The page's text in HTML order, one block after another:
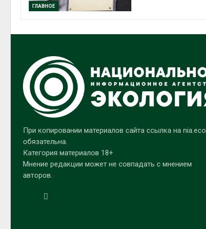
ГЛАВНОЕ
При копировании материалов сайта ссылка на nia.eco
обязательна.
Категория материалов 18+
Мнение редакции может не совпадать с мнением
авторов.